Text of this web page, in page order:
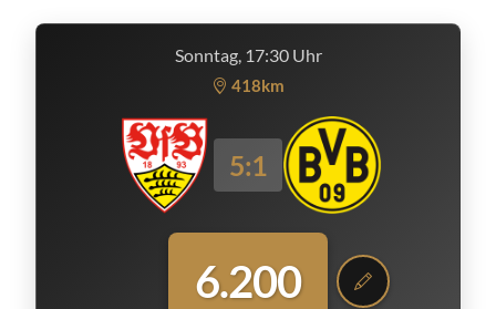
Sonntag, 17:30 Uhr
418km
5:1
6.200